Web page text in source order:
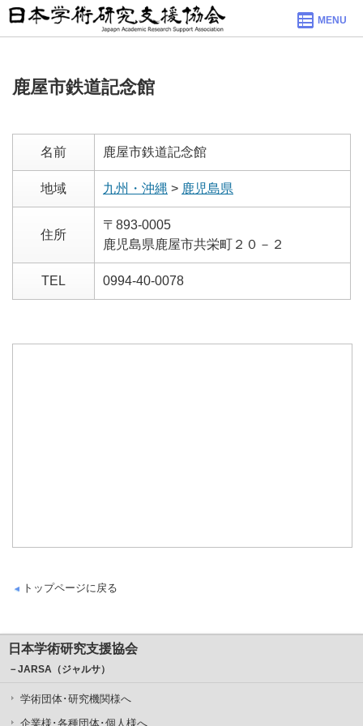
MENU
鹿屋市鉄道記念館
名前 鹿屋市鉄道記念館
地域 九州・沖縄 > 鹿児島県
住所
〒893-0005
鹿児島県鹿屋市共栄町２０－２
TEL 0994-40-0078
トップページに戻る
日本学術研究支援協会
－JARSA（ジャルサ）
学術団体･研究機関様へ
企業様･各種団体･個人様へ